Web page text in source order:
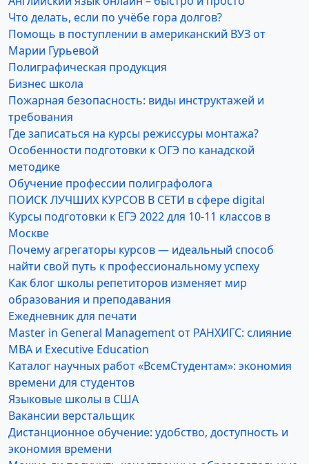
Что делать, если по учёбе гора долгов?
Помощь в поступлении в американский ВУЗ от
Марии Гурьевой
Полиграфическая продукция
Бизнес школа
Пожарная безопасность: виды инструктажей и
требования
Где записаться на курсы режиссуры монтажа?
Особенности подготовки к ОГЭ по канадской
методике
Обучение профессии полиграфолога
ПОИСК ЛУЧШИХ КУРСОВ В СЕТИ в сфере digital
Курсы подготовки к ЕГЭ 2022 для 10-11 классов в
Москве
Почему агрегаторы курсов — идеальный способ
найти свой путь к профессиональному успеху
Как блог школы репетиторов изменяет мир
образования и преподавания
Ежедневник для печати
Master in General Management от РАНХИГС: слияние
MBA и Executive Education
Каталог научных работ «ВсемСтудентам»: экономия
времени для студентов
Языковые школы в США
Вакансии верстальщик
Дистанционное обучение: удобство, доступность и
экономия времени